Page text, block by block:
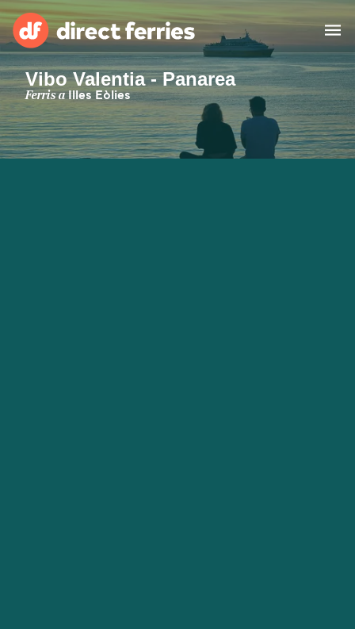
Països
Bitllets de Ferry
Vibo Valentia - Panarea
Ferris aIlles Eòlies